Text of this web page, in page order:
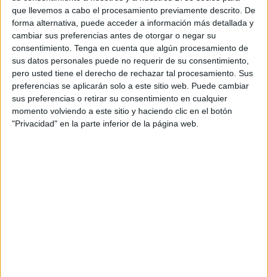
que llevemos a cabo el procesamiento previamente descrito. De
forma alternativa, puede acceder a información más detallada y
cambiar sus preferencias antes de otorgar o negar su
consentimiento. Tenga en cuenta que algún procesamiento de
sus datos personales puede no requerir de su consentimiento,
pero usted tiene el derecho de rechazar tal procesamiento. Sus
preferencias se aplicarán solo a este sitio web. Puede cambiar
sus preferencias o retirar su consentimiento en cualquier
momento volviendo a este sitio y haciendo clic en el botón
"Privacidad" en la parte inferior de la página web.